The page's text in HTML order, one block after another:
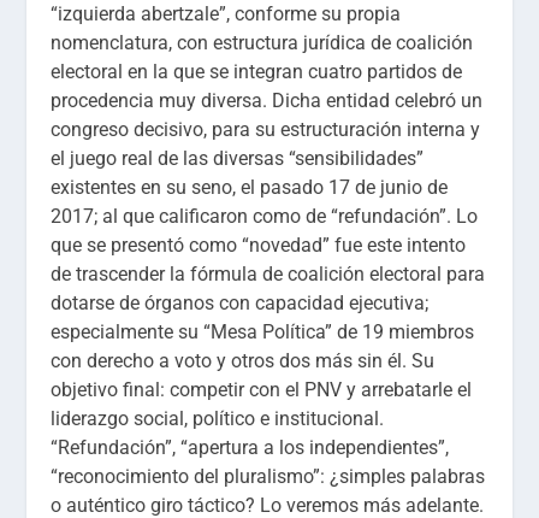
“izquierda abertzale”, conforme su propia
nomenclatura, con estructura jurídica de coalición
electoral en la que se integran cuatro partidos de
procedencia muy diversa. Dicha entidad celebró un
congreso decisivo, para su estructuración interna y
el juego real de las diversas “sensibilidades”
existentes en su seno, el pasado 17 de junio de
2017; al que calificaron como de “refundación”. Lo
que se presentó como “novedad” fue este intento
de trascender la fórmula de coalición electoral para
dotarse de órganos con capacidad ejecutiva;
especialmente su “Mesa Política” de 19 miembros
con derecho a voto y otros dos más sin él. Su
objetivo final: competir con el PNV y arrebatarle el
liderazgo social, político e institucional.
“Refundación”, “apertura a los independientes”,
“reconocimiento del pluralismo”: ¿simples palabras
o auténtico giro táctico? Lo veremos más adelante.